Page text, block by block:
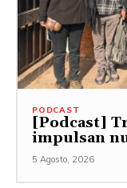
PODCAST
[Podcast]
impulsan
5 Agosto, 2026